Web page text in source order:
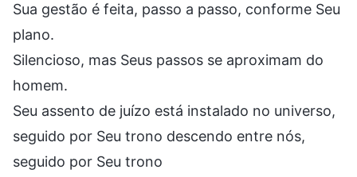
Sua gestão é feita, passo a passo, conforme Seu
plano.
Silencioso, mas Seus passos se aproximam do
homem.
Seu assento de juízo está instalado no universo,
seguido por Seu trono descendo entre nós,
seguido por Seu trono